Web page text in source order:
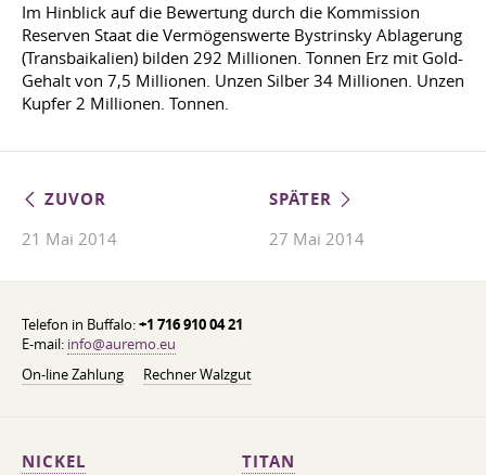
Im Hinblick auf die Bewertung durch die Kommission
Reserven Staat die Vermögenswerte Bystrinsky Ablagerung
(Transbaikalien) bilden 292 Millionen. Tonnen Erz mit Gold-
Gehalt von 7,5 Millionen. Unzen Silber 34 Millionen. Unzen
Kupfer 2 Millionen. Tonnen.
ZUVOR
21 Mai 2014
SPÄTER
27 Mai 2014
Telefon in Buffalo:+1 716 910 04 21
E-mail: info@auremo.eu
On-line Zahlung
Rechner Walzgut
NICKEL TITAN